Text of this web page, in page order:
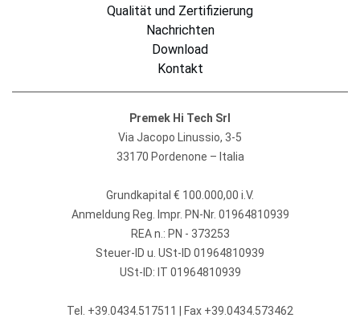
Qualität und Zertifizierung
Nachrichten
Download
Kontakt
Premek Hi Tech Srl
Via Jacopo Linussio, 3-5
33170 Pordenone – Italia
Grundkapital € 100.000,00 i.V.
Anmeldung Reg. Impr. PN-Nr. 01964810939
REA n.: PN - 373253
Steuer-ID u. USt-ID 01964810939
USt-ID: IT 01964810939
Tel. +39.0434.517511
| Fax +39.0434.573462